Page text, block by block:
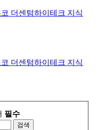
더센텀하이테크 지식
더센텀하이테크 지식
필수
검색